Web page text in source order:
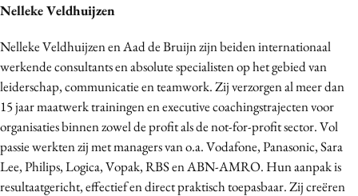
Nelleke Veldhuijzen
Nelleke Veldhuijzen en Aad de Bruijn zijn beiden internationaal
werkende consultants en absolute specialisten op het gebied van
leiderschap, communicatie en teamwork. Zij verzorgen al meer dan
15 jaar maatwerk trainingen en executive coachingstrajecten voor
organisaties binnen zowel de profit als de not-for-profit sector. Vol
passie werkten zij met managers van o.a. Vodafone, Panasonic, Sara
Lee, Philips, Logica, Vopak, RBS en ABN-AMRO. Hun aanpak is
resultaatgericht, effectief en direct praktisch toepasbaar. Zij creëren